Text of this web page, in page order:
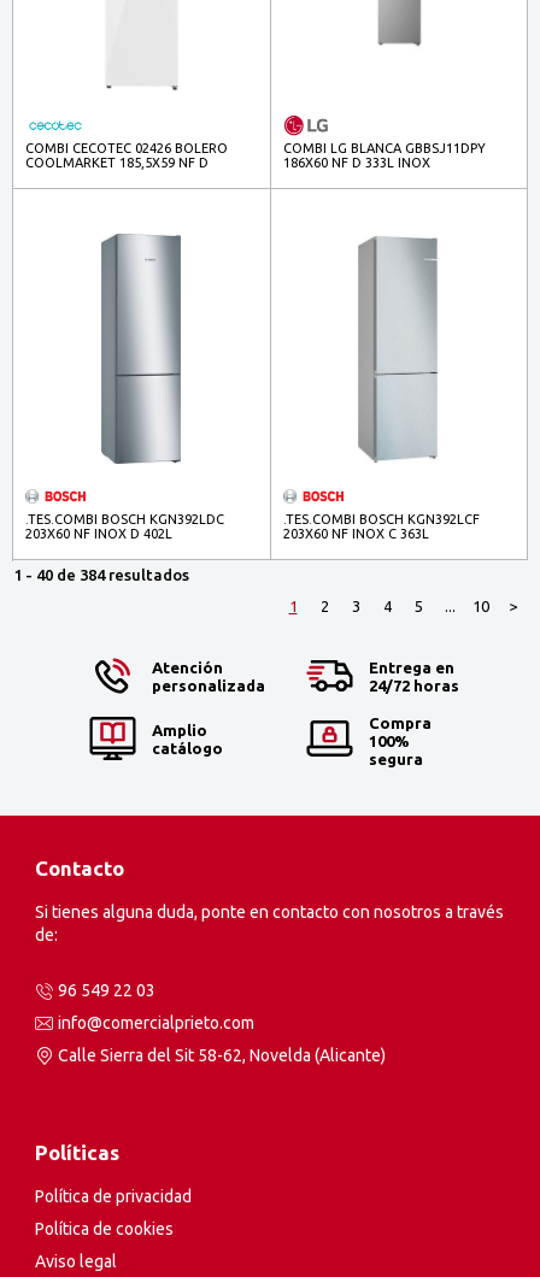
COMBI CECOTEC 02426 BOLERO
COOLMARKET 185,5X59 NF D
COMBI LG BLANCA GBBSJ11DPY
186X60 NF D 333L INOX
.TES.COMBI BOSCH KGN392LDC
203X60 NF INOX D 402L
.TES.COMBI BOSCH KGN392LCF
203X60 NF INOX C 363L
1 - 40 de 384 resultados
1
2 3 4 5 ... 10 >
Atención
personalizada
Entrega en
24/72 horas
Amplio
catálogo
Compra
100%
segura
Contacto
Si tienes alguna duda, ponte en contacto con nosotros a través
de:
96 549 22 03
info@comercialprieto.com
Calle Sierra del Sit 58-62, Novelda (Alicante)
Políticas
Política de privacidad
Política de cookies
Aviso legal